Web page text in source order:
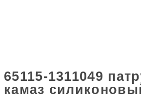
65115-1311049
камаз